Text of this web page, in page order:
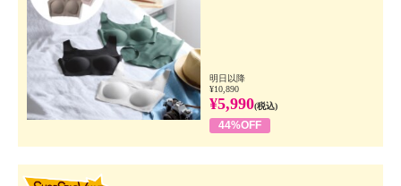
明日以降
¥10,890
¥5,990(税込)
44%OFF